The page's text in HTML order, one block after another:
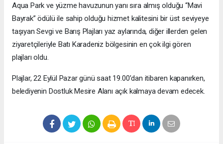
Aqua Park ve yüzme havuzunun yanı sıra almış olduğu “Mavi
Bayrak” ödülü ile sahip olduğu hizmet kalitesini bir üst seviyeye
taşıyan Sevgi ve Barış Plajları yaz aylarında, diğer illerden gelen
ziyaretçileriyle Batı Karadeniz bölgesinin en çok ilgi gören
plajları oldu.
Plajlar, 22 Eylül Pazar günü saat 19.00’dan itibaren kapanırken,
belediyenin Dostluk Mesire Alanı açık kalmaya devam edecek.